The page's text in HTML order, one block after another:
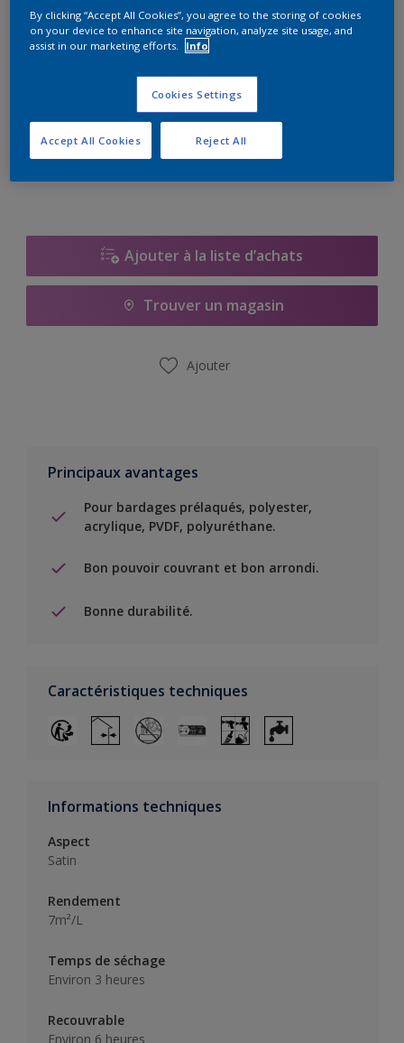
Format
10L
Ajouter à la liste d’achats
Trouver un magasin
Ajouter
Principaux avantages
Pour bardages prélaqués, polyester,
acrylique, PVDF, polyuréthane.
Bon pouvoir couvrant et bon arrondi.
Bonne durabilité.
Caractéristiques techniques
Informations techniques
Aspect
Satin
Rendement
7m²/L
Temps de séchage
Environ 3 heures
Recouvrable
Environ 6 heures
By clicking “Accept All Cookies”, you agree to the storing of cookies
on your device to enhance site navigation, analyze site usage, and
assist in our marketing efforts.
Info
Cookies Settings
Reject All
Accept All Cookies